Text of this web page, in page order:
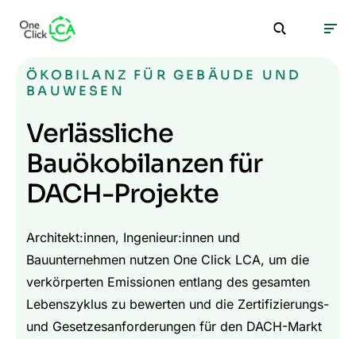
ÖKOBILANZ FÜR GEBÄUDE UND
BAUWESEN
Verlässliche
Bauökobilanzen für
DACH-Projekte
Architekt:innen, Ingenieur:innen und
Bauunternehmen nutzen One Click LCA, um die
verkörperten Emissionen entlang des gesamten
Lebenszyklus zu bewerten und die Zertifizierungs-
und Gesetzesanforderungen für den DACH-Markt